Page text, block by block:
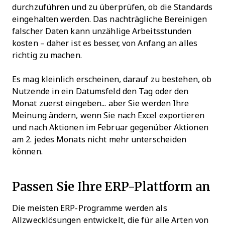
durchzuführen und zu überprüfen, ob die Standards
eingehalten werden. Das nachträgliche Bereinigen
falscher Daten kann unzählige Arbeitsstunden
kosten – daher ist es besser, von Anfang an alles
richtig zu machen.
Es mag kleinlich erscheinen, darauf zu bestehen, ob
Nutzende in ein Datumsfeld den Tag oder den
Monat zuerst eingeben... aber Sie werden Ihre
Meinung ändern, wenn Sie nach Excel exportieren
und nach Aktionen im Februar gegenüber Aktionen
am 2. jedes Monats nicht mehr unterscheiden
können.
Passen Sie Ihre ERP-Plattform an
Die meisten ERP-Programme werden als
Allzwecklösungen entwickelt, die für alle Arten von